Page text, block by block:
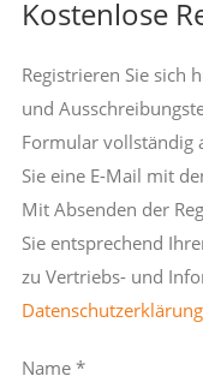
Kostenlose
Registrieren Sie sich
und
Formular vollständig
Sie eine E-Mail mit
Mit Absenden der
Sie entsprechend
zu Vertriebs- und
Datenschutzerklärung
Name *